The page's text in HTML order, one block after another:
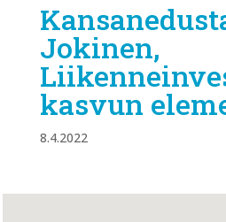
Jokinen,
kasvun
8.4.2022